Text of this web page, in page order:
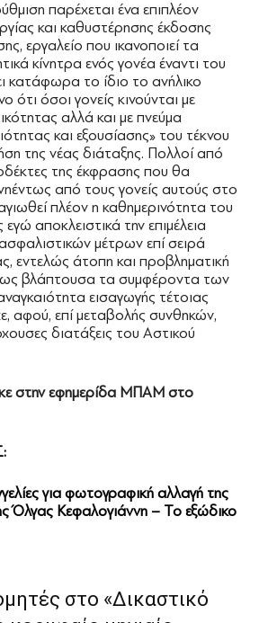
παρέχεται ένα επιπλέον
και καθυστέρησης έκδοσης
εργαλείο που ικανοποιεί τα
κίνητρα ενός γονέα έναντι του
κατάφωρα το ίδιο το ανήλικο
ότι όσοι γονείς κινούνται με
αλλά και με πνεύμα
και εξουσίασης» του τέκνου
της νέας διάταξης. Πολλοί από
της έκφρασης που θα
από τους γονείς αυτούς στο
πλέον η καθημερινότητα του
αποκλειστικά την επιμέλεια
μέτρων επί σειρά
εντελώς άτοπη και προβληματική
ως βλάπτουσα τα συμφέροντα των
εισαγωγής τέτοιας
αφού, επί μεταβολής συνθηκών,
διατάξεις του Αστικού
στην εφημερίδα ΜΠΑΜ στο
για φωτογραφική αλλαγή της
Όλγας Κεφαλογιάννη – Το εξώδικο
στο «Δικαστικό